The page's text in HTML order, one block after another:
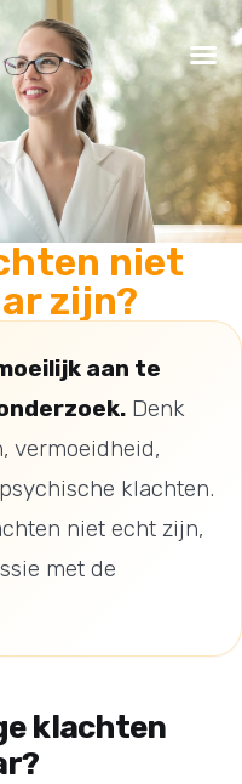
niet
zijn?
aan te
Denk
vermoeidheid,
klachten.
niet echt zijn,
met de
klachten